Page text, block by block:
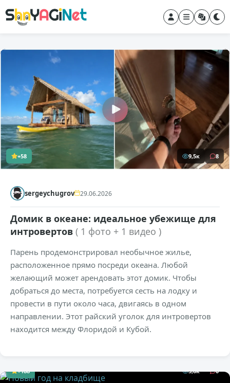
+58 9,5к 8
sergeychugrov 29.06.2026
Домик в океане: идеальное убежище для
интровертов ( 1 фото + 1 видео )
Парень продемонстрировал необычное жилье,
расположенное прямо посреди океана. Любой
желающий может арендовать этот домик. Чтобы
добраться до места, потребуется сесть на лодку и
провести в пути около часа, двигаясь в одном
направлении. Этот райский уголок для интровертов
находится между Флоридой и Кубой.
+188 5,6к 0